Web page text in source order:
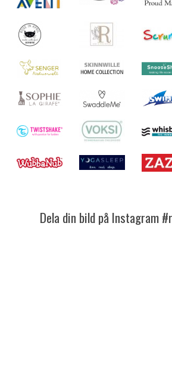
Dela din bild på Instagram